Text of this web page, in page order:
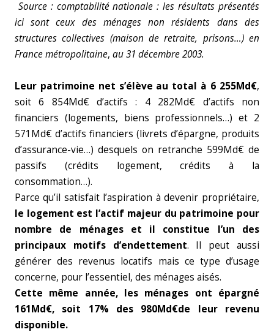
Source : comptabilité nationale : les résultats présentés
ici sont ceux des ménages non résidents dans des
structures collectives (maison de retraite, prisons…) en
France métropolitaine, au 31 décembre 2003.
Leur patrimoine net s’élève au total à 6 255Md€,
soit 6 854Md€ d’actifs : 4 282Md€ d’actifs non
financiers (logements, biens professionnels…) et 2
571Md€ d’actifs financiers (livrets d’épargne, produits
d’assurance-vie…) desquels on retranche 599Md€ de
passifs (crédits logement, crédits à la
consommation…).
Parce qu’il satisfait l’aspiration à devenir propriétaire,
le logement est l’actif majeur du patrimoine pour
nombre de ménages et il constitue l’un des
principaux motifs d’endettement. Il peut aussi
générer des revenus locatifs mais ce type d’usage
concerne, pour l’essentiel, des ménages aisés.
Cette même année, les ménages ont épargné
161Md€, soit 17% des 980Md€de leur revenu
disponible.